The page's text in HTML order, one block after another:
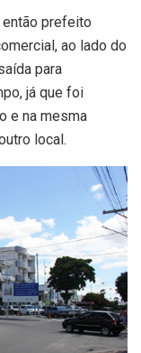
prefeito
ao lado do
para
já que foi
e na mesma
local.